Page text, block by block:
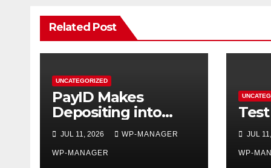
Related Post
UNCATEGORIZED
PayID Makes
Depositing into
Online Pokies
Surprisingly
Effortless
JUL 11, 2026 WP-MANAGER
WP-MANAGER
JUL
WP-